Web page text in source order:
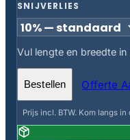
SNIJVERLIES
Vul lengte en breedte
Bestellen Offerte
Prijs incl. BTW. Kom langs